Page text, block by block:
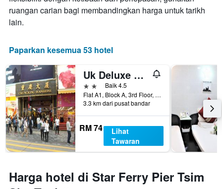
ruangan carian bagi membandingkan harga untuk tarikh
lain.
Paparkan kesemua 53 hotel
Uk Deluxe Hostel
2 bintangBaik 4.5
Flat A1, Block A, 3rd Floor, Hong Kong, Hong Kong
3.3 km dari pusat bandar
RM 74
Lihat
Tawaran
Harga hotel di Star Ferry Pier Tsim